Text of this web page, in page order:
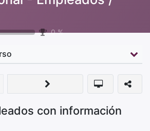
0%
con información